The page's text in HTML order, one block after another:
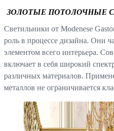
ЗОЛОТЫЕ ПОТОЛОЧНЫЕ
Светильники от Modenese
роль в процессе дизайна. Они
элементом всего интерьера.
включает в себя широкий
различных материалов.
металлов не ограничивается